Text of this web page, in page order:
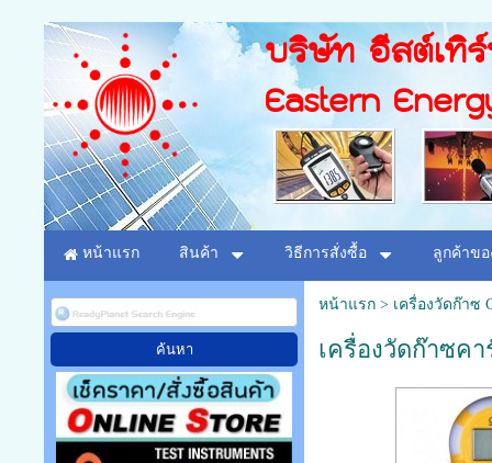
บริษัท อีสต์เทิ
Eastern
หน้าแรก สินค้า วิธีการสั่งซื้อ ลูกค้าขอ
หน้าแรก> เครื่องวัดก๊าซ
เครื่องวัดก๊าซคา